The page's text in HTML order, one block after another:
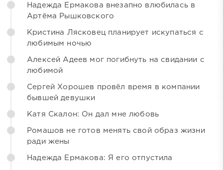
Надежда Ермакова внезапно влюбилась в
Артёма Рышковского
Кристина Лясковец планирует искупаться с
любимым ночью
Алексей Адеев мог погибнуть на свидании с
любимой
Сергей Хорошев провёл время в компании
бывшей девушки
Катя Скалон: Он дал мне любовь
Ромашов не готов менять свой образ жизни
ради жены
Надежда Ермакова: Я его отпустила